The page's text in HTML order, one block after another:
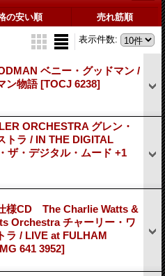
の安い順 売れ筋順
表示件数:
ベニー・グッドマン /
ン物語[TOCJ 6238]
ORCHESTRA グレン・
トラ / IN THE DIGITAL
ザ・デジタル・ムード +1
様CD The Charlie Watts &
Orchestra チャーリー・ワ
ラ / LIVE at FULHAM
641 3952]